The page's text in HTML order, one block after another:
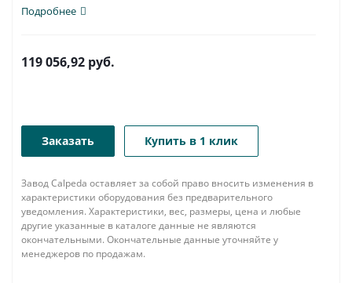
универсальностью...
Подробнее
119 056,92 руб.
Заказать Купить в 1 клик
Завод Calpeda оставляет за собой право вносить изменения в
характеристики оборудования без предварительного
уведомления. Характеристики, вес, размеры, цена и любые
другие указанные в каталоге данные не являются
окончательными. Окончательные данные уточняйте у
менеджеров по продажам.